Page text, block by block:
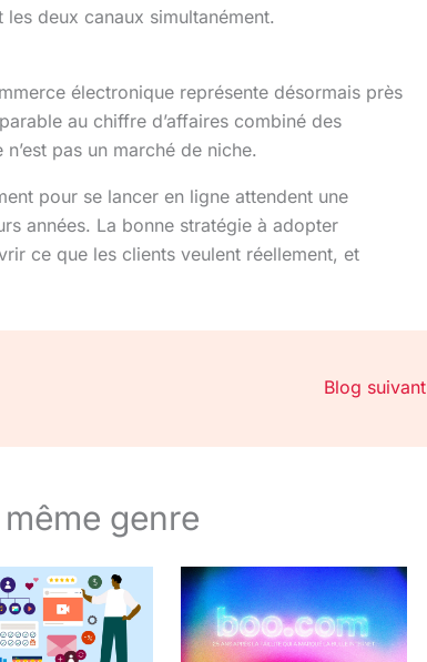
deux canaux simultanément.
électronique représente désormais près
au chiffre d’affaires combiné des
pas un marché de niche.
pour se lancer en ligne attendent une
années. La bonne stratégie à adopter
ce que les clients veulent réellement, et
Blog suivant
genre